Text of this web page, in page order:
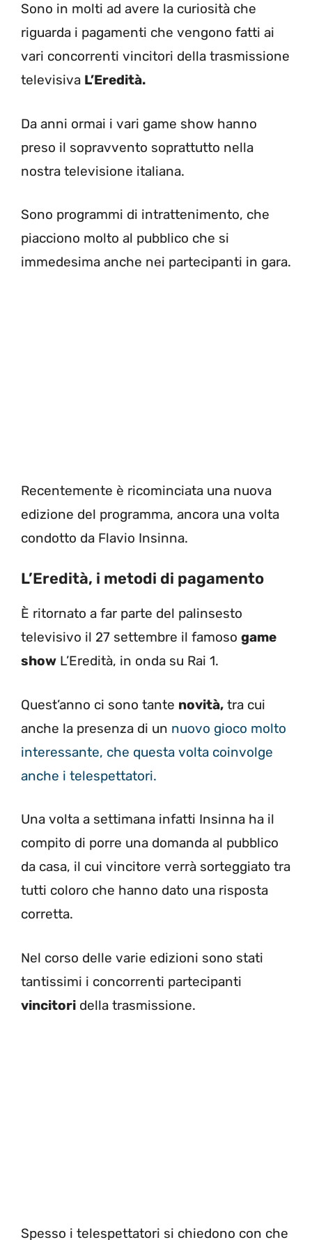
Sono in molti ad avere la curiosità che
riguarda i pagamenti che vengono fatti ai
vari concorrenti vincitori della trasmissione
televisiva L’Eredità.
Da anni ormai i vari game show hanno
preso il sopravvento soprattutto nella
nostra televisione italiana.
Sono programmi di intrattenimento, che
piacciono molto al pubblico che si
immedesima anche nei partecipanti in gara.
Recentemente è ricominciata una nuova
edizione del programma, ancora una volta
condotto da Flavio Insinna.
L’Eredità, i metodi di pagamento
È ritornato a far parte del palinsesto
televisivo il 27 settembre il famoso game
show L’Eredità, in onda su Rai 1.
Quest’anno ci sono tante novità, tra cui
anche la presenza di un nuovo gioco molto
interessante, che questa volta coinvolge
anche i telespettatori.
Una volta a settimana infatti Insinna ha il
compito di porre una domanda al pubblico
da casa, il cui vincitore verrà sorteggiato tra
tutti coloro che hanno dato una risposta
corretta.
Nel corso delle varie edizioni sono stati
tantissimi i concorrenti partecipanti
vincitori della trasmissione.
Spesso i telespettatori si chiedono con che